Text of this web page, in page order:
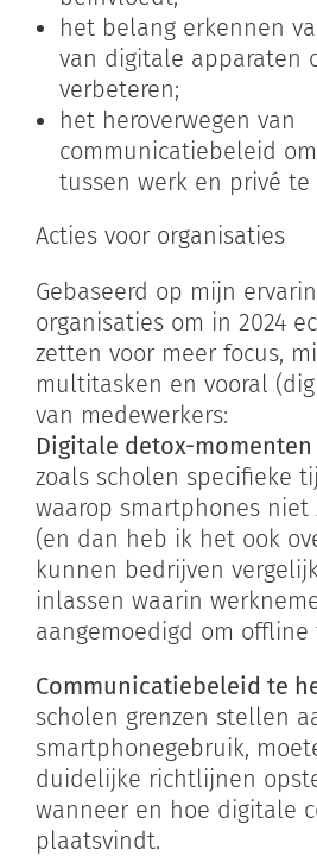
het belang erkennen
van digitale apparaten
verbeteren;
het heroverwegen van
communicatiebeleid
tussen werk en privé te
Acties voor organisaties
Gebaseerd op mijn
organisaties om in 2024
zetten voor meer focus,
multitasken en vooral
van medewerkers:
Digitale detox-momenten
zoals scholen specifieke
waarop smartphones niet
(en dan heb ik het ook
kunnen bedrijven
inlassen waarin
aangemoedigd om offline
Communicatiebeleid te
scholen grenzen stellen
smartphonegebruik,
duidelijke richtlijnen
wanneer en hoe digitale
plaatsvindt.